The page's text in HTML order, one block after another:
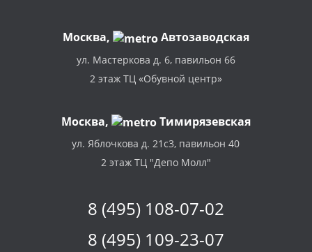
Москва, Автозаводская
ул. Мастеркова д. 6, павильон 66
2 этаж ТЦ «Обувной центр»
Москва, Тимирязевская
ул. Яблочкова д. 21с3, павильон 40
2 этаж ТЦ "Депо Молл"
8 (495) 108-07-02
8 (495) 109-23-07